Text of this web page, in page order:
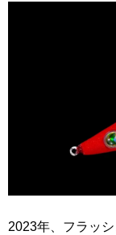
2023年、フラッ